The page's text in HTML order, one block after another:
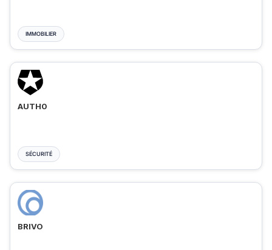
IMMOBILIER
AUTH0
SÉCURITÉ
BRIVO